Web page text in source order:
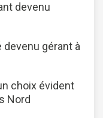
devenu
devenu gérant à
choix évident
Nord